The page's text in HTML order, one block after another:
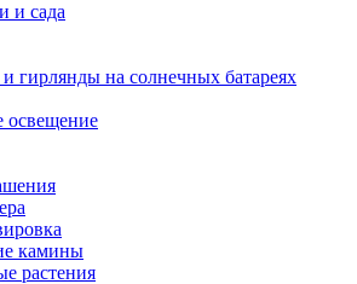
и сада
гирлянды на солнечных батареях
освещение
камины
растения